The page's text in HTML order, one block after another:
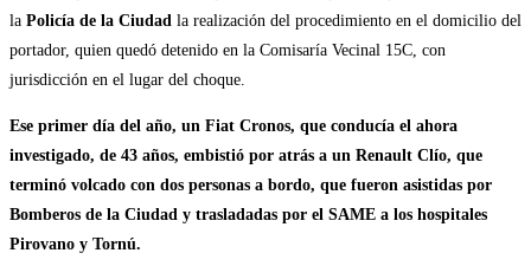
la Policía de la Ciudad la realización del procedimiento en el domicilio del
portador, quien quedó detenido en la Comisaría Vecinal 15C, con
jurisdicción en el lugar del choque.
Ese primer día del año, un Fiat Cronos, que conducía el ahora
investigado, de 43 años, embistió por atrás a un Renault Clío, que
terminó volcado con dos personas a bordo, que fueron asistidas por
Bomberos de la Ciudad y trasladadas por el SAME a los hospitales
Pirovano y Tornú.